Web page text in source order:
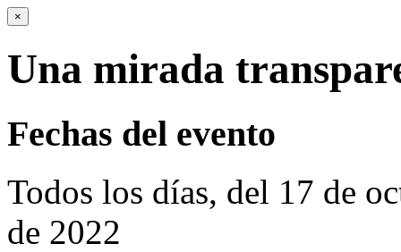
×
Una mirada
Fechas del evento
Todos los días, del 17 de
de 2022